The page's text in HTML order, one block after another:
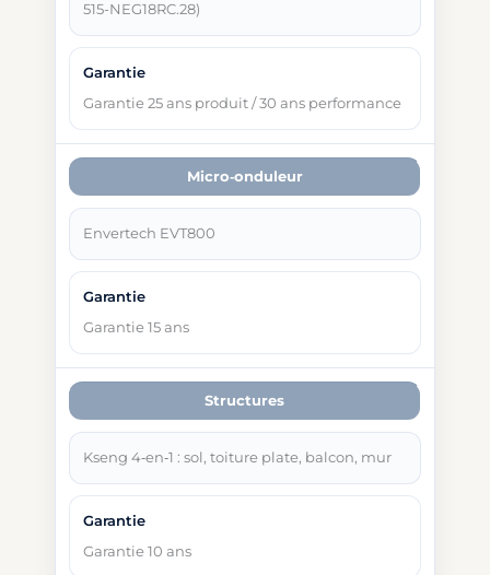
515-NEG18RC.28)
Garantie 25 ans produit / 30 ans performance
Micro‑onduleur
Envertech EVT800
Garantie 15 ans
Structures
Kseng 4‑en‑1 : sol, toiture plate, balcon, mur
Garantie 10 ans